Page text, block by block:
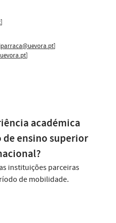
]
jparraca@uevora.pt]
]
académica
ensino superior
instituições parceiras
de mobilidade.